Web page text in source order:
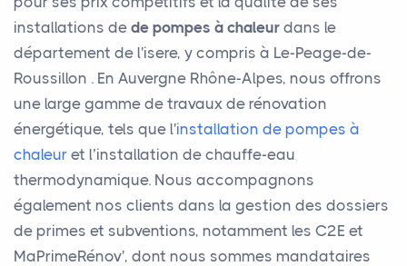
installations de de pompes à chaleur dans le
département de l'isere, y compris à Le-Peage-de-
Roussillon . En Auvergne Rhône-Alpes, nous offrons
une large gamme de travaux de rénovation
énergétique, tels que l'installation de pompes à
chaleur et l’installation de chauffe-eau
thermodynamique. Nous accompagnons
également nos clients dans la gestion des dossiers
de primes et subventions, notamment les C2E et
MaPrimeRénov', dont nous sommes mandataires